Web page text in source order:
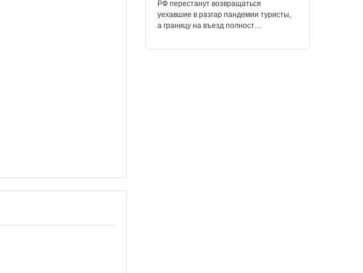
РФ перестанут возвращаться
уехавшие в разгар пандемии туристы,
а границу на въезд полност…